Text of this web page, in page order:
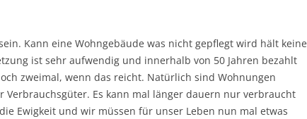
Kann eine Wohngebäude was nicht gepflegt wird hält keine
ist sehr aufwendig und innerhalb von 50 Jahren bezahlt
zweimal, wenn das reicht. Natürlich sind Wohnungen
Verbrauchsgüter. Es kann mal länger dauern nur verbraucht
Ewigkeit und wir müssen für unser Leben nun mal etwas